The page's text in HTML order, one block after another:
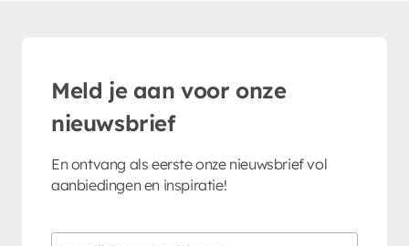
Meld je aan voor onze
nieuwsbrief
En ontvang als eerste onze nieuwsbrief vol
aanbiedingen en inspiratie!